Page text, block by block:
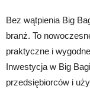
Bez wątpienia Big
branż. To
praktyczne i
Inwestycja w Big
przedsiębiorców i